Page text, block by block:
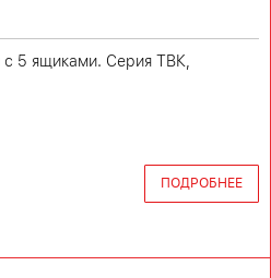
с 5 ящиками. Серия ТВК,
ПОДРОБНЕЕ